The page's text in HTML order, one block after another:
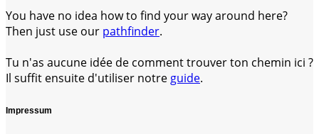
You have no idea how to find your way around here?
Then just use our pathfinder.
Tu n'as aucune idée de comment trouver ton chemin ici ?
Il suffit ensuite d'utiliser notre guide.
Impressum